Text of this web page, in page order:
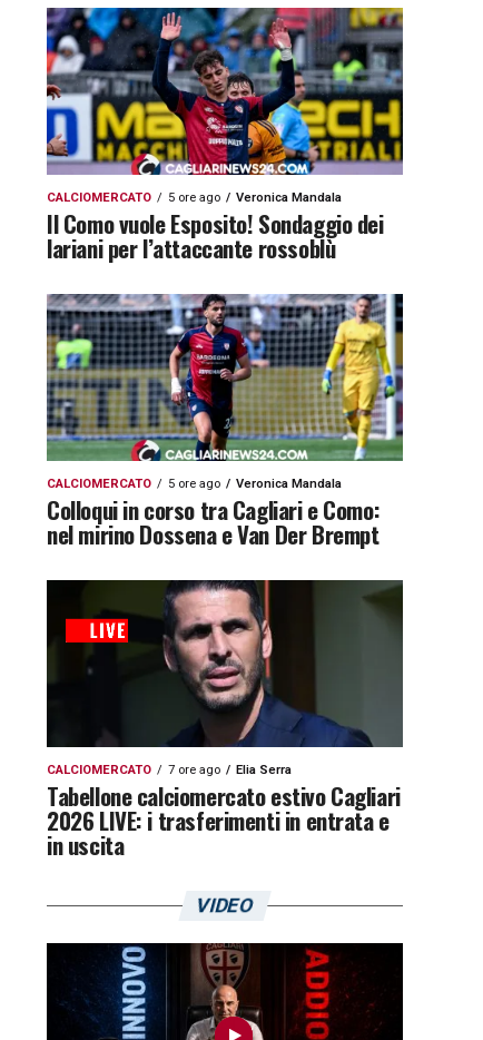
CALCIOMERCATO 5 ore ago Veronica Mandala
Il Como vuole Esposito! Sondaggio dei
lariani per l’attaccante rossoblù
CALCIOMERCATO 5 ore ago Veronica Mandala
Colloqui in corso tra Cagliari e Como:
nel mirino Dossena e Van Der Brempt
CALCIOMERCATO 7 ore ago Elia Serra
Tabellone calciomercato estivo Cagliari
2026 LIVE: i trasferimenti in entrata e
in uscita
VIDEO